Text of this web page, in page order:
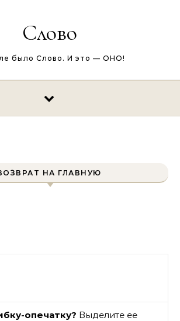
Слово
было Слово. И это — ОНО!
НА ГЛАВНУЮ
опечатку? Выделите ее